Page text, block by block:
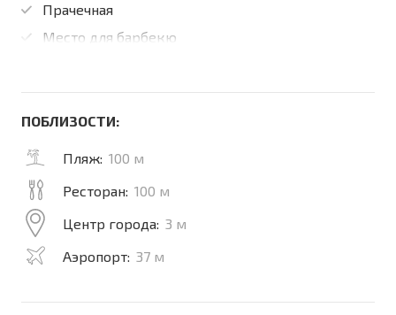
Прачечная
Место для барбекю
ПОБЛИЗОСТИ:
Пляж: 100 м
Ресторан: 100 м
Центр города: 3 м
Аэропорт: 37 м